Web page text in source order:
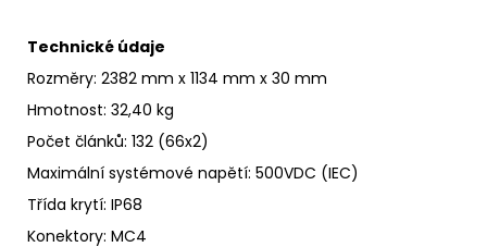
Technické údaje
Rozměry: 2382 mm x 1134 mm x 30 mm
Hmotnost: 32,40 kg
Počet článků: 132 (66x2)
Maximální systémové napětí: 500VDC (IEC)
Třída krytí: IP68
Konektory: MC4